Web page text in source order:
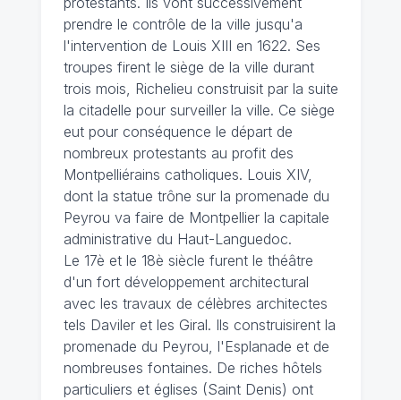
prendre le contrôle de la ville jusqu'a
l'intervention de Louis XIII en 1622. Ses
troupes firent le siège de la ville durant
trois mois, Richelieu construisit par la suite
la citadelle pour surveiller la ville. Ce siège
eut pour conséquence le départ de
nombreux protestants au profit des
Montpelliérains catholiques. Louis XIV,
dont la statue trône sur la promenade du
Peyrou va faire de Montpellier la capitale
administrative du Haut-Languedoc.
Le 17è et le 18è siècle furent le théâtre
d'un fort développement architectural
avec les travaux de célèbres architectes
tels Daviler et les Giral. Ils construisirent la
promenade du Peyrou, l'Esplanade et de
nombreuses fontaines. De riches hôtels
particuliers et églises (Saint Denis) ont